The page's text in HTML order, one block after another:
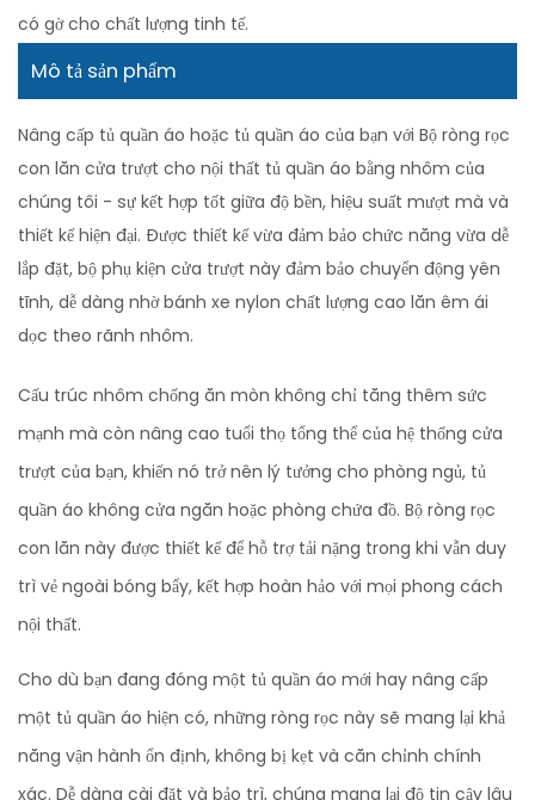
có gờ cho chất lượng tinh tế.
Mô tả sản phẩm
Nâng cấp tủ quần áo hoặc tủ quần áo của bạn với Bộ ròng rọc
con lăn cửa trượt cho nội thất tủ quần áo bằng nhôm của
chúng tôi - sự kết hợp tốt giữa độ bền, hiệu suất mượt mà và
thiết kế hiện đại. Được thiết kế vừa đảm bảo chức năng vừa dễ
lắp đặt, bộ phụ kiện cửa trượt này đảm bảo chuyển động yên
tĩnh, dễ dàng nhờ bánh xe nylon chất lượng cao lăn êm ái
dọc theo rãnh nhôm.
Cấu trúc nhôm chống ăn mòn không chỉ tăng thêm sức
mạnh mà còn nâng cao tuổi thọ tổng thể của hệ thống cửa
trượt của bạn, khiến nó trở nên lý tưởng cho phòng ngủ, tủ
quần áo không cửa ngăn hoặc phòng chứa đồ. Bộ ròng rọc
con lăn này được thiết kế để hỗ trợ tải nặng trong khi vẫn duy
trì vẻ ngoài bóng bẩy, kết hợp hoàn hảo với mọi phong cách
nội thất.
Cho dù bạn đang đóng một tủ quần áo mới hay nâng cấp
một tủ quần áo hiện có, những ròng rọc này sẽ mang lại khả
năng vận hành ổn định, không bị kẹt và căn chỉnh chính
xác. Dễ dàng cài đặt và bảo trì, chúng mang lại độ tin cậy lâu